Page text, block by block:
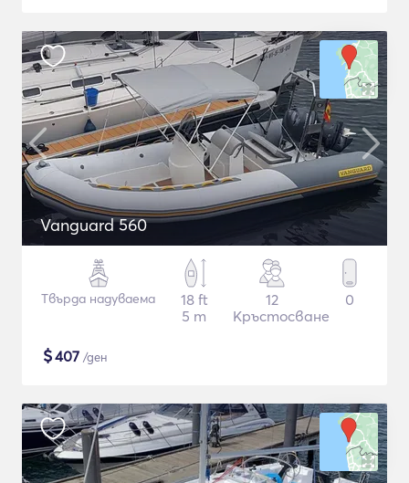
Vanguard 560
Твърда надуваема
18 ft
5 m
12
Кръстосване
0
$407 /ден